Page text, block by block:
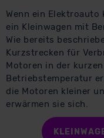
Wenn ein
ein Kleinwagen mit
Wie bereits
Kurzstrecken für
Motoren in der
Betriebstemperatur
die Motoren kleiner
erwärmen sie sich.